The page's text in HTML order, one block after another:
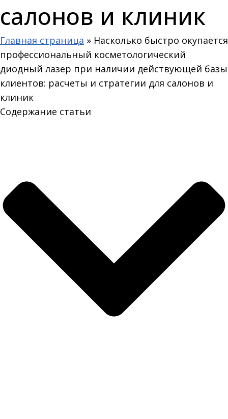
салонов и клиник
Главная страница » Насколько быстро окупается
профессиональный косметологический
диодный лазер при наличии действующей базы
клиентов: расчеты и стратегии для салонов и
клиник
Содержание статьи